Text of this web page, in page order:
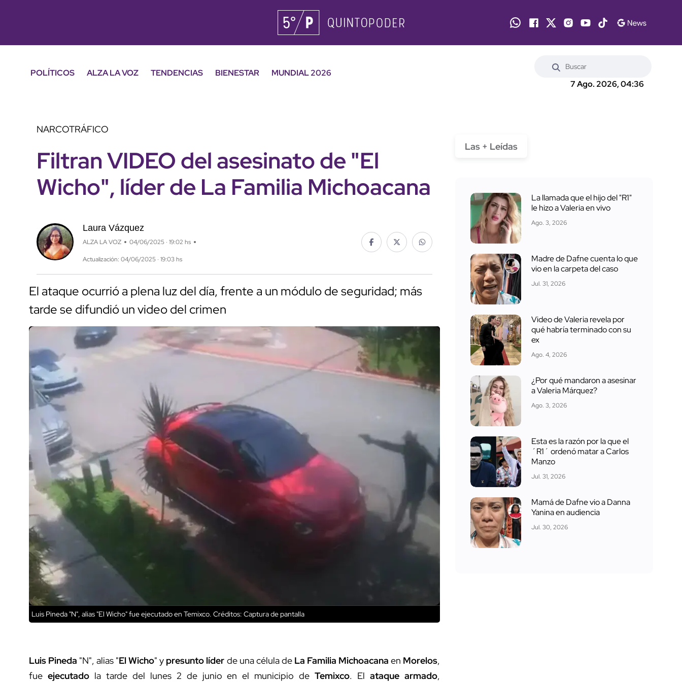
POLÍTICOS ALZA LA VOZ TENDENCIAS BIENESTAR
MUNDIAL 2026
7 Ago. 2026, 04:36
NARCOTRÁFICO
Filtran VIDEO del asesinato de "El
Wicho", líder de La Familia Michoacana
Laura Vázquez
ALZA LA VOZ 04/06/2025 · 19:02 hs
Actualización: 04/06/2025 · 19:03 hs
El ataque ocurrió a plena luz del día, frente a un módulo de seguridad; más
tarde se difundió un video del crimen
Luis Pineda "N", alias "El Wicho" fue ejecutado en Temixco. Créditos: Captura de pantalla
Luis Pineda "N", alias "El Wicho" y presunto líder de una célula de La Familia Michoacana en Morelos,
fue ejecutadola tarde del lunes 2 de junio en el municipio deTemixco. Elataque armado,
Las + Leídas
La llamada que el hijo del "R1"
le hizo a Valeria en vivo
Ago. 3, 2026
Madre de Dafne cuenta lo que
vio en la carpeta del caso
Jul. 31, 2026
Video de Valeria revela por
qué habría terminado con su
ex
Ago. 4, 2026
¿Por qué mandaron a asesinar
a Valeria Márquez?
Ago. 3, 2026
Esta es la razón por la que el
´R1´ ordenó matar a Carlos
Manzo
Jul. 31, 2026
Mamá de Dafne vio a Danna
Yanina en audiencia
Jul. 30, 2026